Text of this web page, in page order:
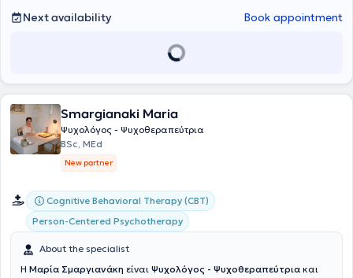
Next availability
Book appointment
Smargianaki Maria
Ψυχολόγος - Ψυχοθεραπεύτρια
BSc, MEd
New partner
Cognitive Behavioral Therapy (CBT)
Person-Centered Psychotherapy
About the specialist
H Mαρία Σμαργιανάκη είναι Ψυχολόγος - Ψυχοθεραπεύτρια και